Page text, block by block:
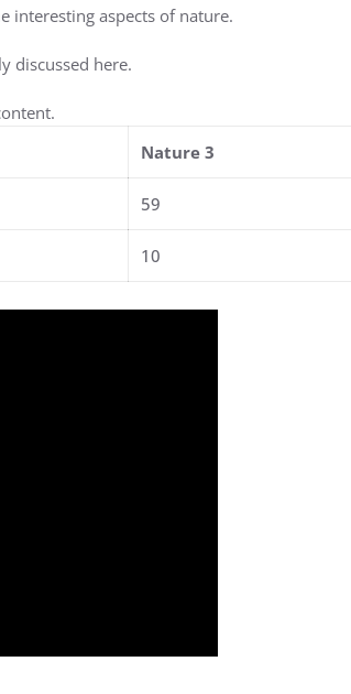
interesting aspects of nature.
discussed here.
Nature 3
59
10